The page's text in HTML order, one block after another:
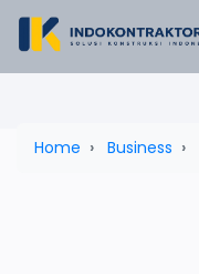
Home Business